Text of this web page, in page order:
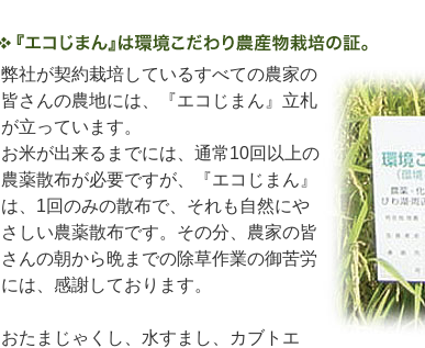
弊社が契約栽培しているすべての農家の
皆さんの農地には、『エコじまん』立札
が立っています。
お米が出来るまでには、通常10回以上の
農薬散布が必要ですが、『エコじまん』
は、1回のみの散布で、それも自然にや
さしい農薬散布です。その分、農家の皆
さんの朝から晩までの除草作業の御苦労
には、感謝しております。
おたまじゃくし、水すまし、カブトエ